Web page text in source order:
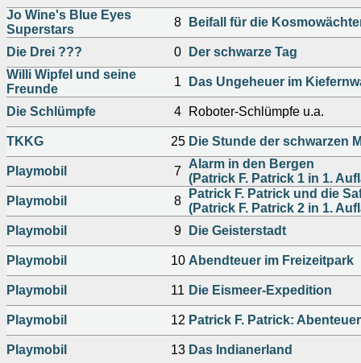
Jo Wine's Blue Eyes
Superstars
8 Beifall für die
Die Drei ??? 0
Der schwarze Tag
Willi Wipfel und seine
Freunde
1 Das Ungeheuer im
Die Schlümpfe 4 Roboter-Schlümpfe u.a.
TKKG 25 Die Stunde der schwarzen
Playmobil 7
Alarm in den Bergen
(Patrick F. Patrick 1 in 1.
Playmobil
8
Patrick F. Patrick und die
(Patrick F. Patrick 2 in 1.
Playmobil
9 Die Geisterstadt
Playmobil 10 Abendteuer im Freizeitpark
Playmobil 11 Die Eismeer-Expedition
Playmobil 12 Patrick F. Patrick:
Playmobil 13 Das Indianerland